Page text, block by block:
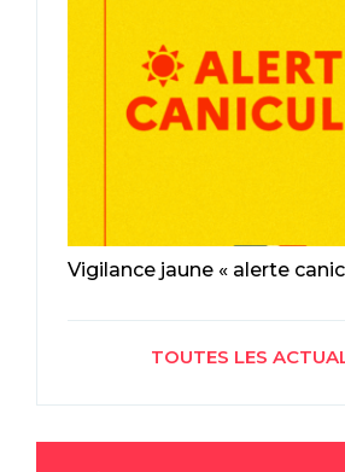
Vigilance jaune « alerte
TOUTES LES